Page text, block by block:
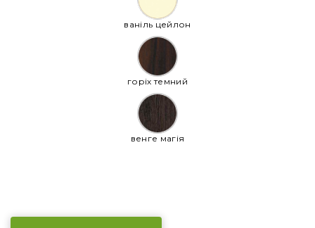
ваніль цейлон
горіх темний
венге магія